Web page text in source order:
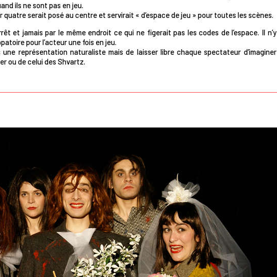
ils ne sont pas en jeu.
serait posé au centre et servirait « d’espace de jeu » pour toutes les scènes.
et jamais par le même endroit ce qui ne figerait pas les codes de l’espace. Il n’y
pour l’acteur une fois en jeu.
représentation naturaliste mais de laisser libre chaque spectateur d’imaginer
ou de celui des Shvartz.